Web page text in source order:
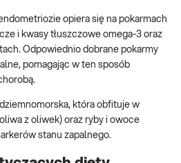
opiera się na pokarmach
i kwasy tłuszczowe omega-3 oraz
Odpowiednio dobrane pokarmy
pomagając w ten sposób
która obfituje w
z oliwek) oraz ryby i owoce
stanu zapalnego.